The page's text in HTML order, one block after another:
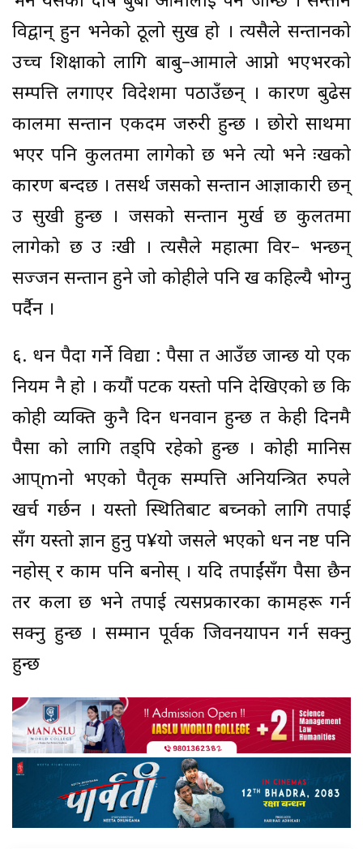
विद्वान् हुन भनेको ठूलो सुख हो । त्यसैले सन्तानको
उच्च शिक्षाको लागि बाबु–आमाले आप्नो भएभरको
सम्पत्ति लगाएर विदेशमा पठाउँछन् । कारण बुढेस
कालमा सन्तान एकदम जरुरी हुन्छ । छोरो साथमा
भएर पनि कुलतमा लागेको छ भने त्यो भने दुःखको
कारण बन्दछ । तसर्थ जसको सन्तान आज्ञाकारी छन्
उ सुखी हुन्छ । जसको सन्तान मुर्ख छ कुलतमा
लागेको छ उ दुःखी । त्यसैले महात्मा विदुर– भन्छन्
सज्जन सन्तान हुने जो कोहीले पनि दुख कहिल्यै भोग्नु
पर्दैन ।
६. धन पैदा गर्ने विद्या : पैसा त आउँछ जान्छ यो एक
नियम नै हो । कयौं पटक यस्तो पनि देखिएको छ कि
कोही व्यक्ति कुनै दिन धनवान हुन्छ त केही दिनमै
पैसा को लागि तड्पि रहेको हुन्छ । कोही मानिस
आप्mनो भएको पैतृक सम्पत्ति अनियन्त्रित रुपले
खर्च गर्छन । यस्तो स्थितिबाट बच्नको लागि तपाई
सँग यस्तो ज्ञान हुनु प¥यो जसले भएको धन नष्ट पनि
नहोस् र काम पनि बनोस् । यदि तपाईंसँग पैसा छैन
तर कला छ भने तपाई त्यसप्रकारका कामहरू गर्न
सक्नु हुन्छ । सम्मान पूर्वक जिवनयापन गर्न सक्नु
हुन्छ